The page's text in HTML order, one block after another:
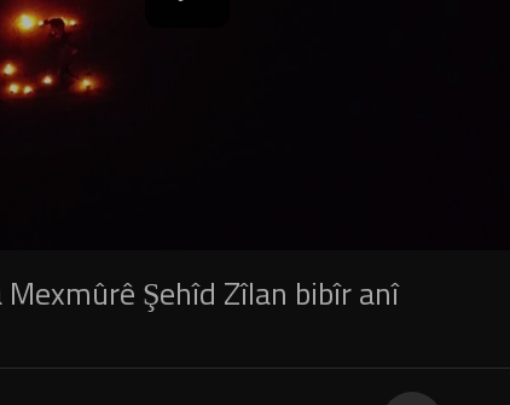
Şehîd Zîlan bibîr anî